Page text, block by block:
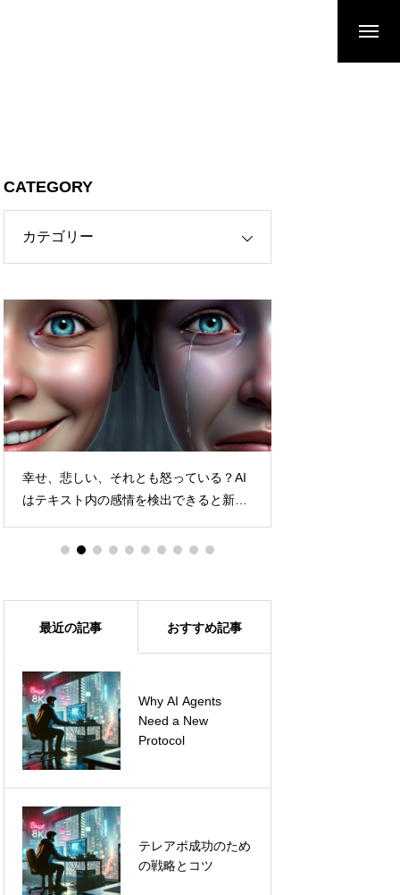
CATEGORY
幸せ、悲しい、それとも怒っている？AI
はテキスト内の感情を検出できると新た
最近の記事 おすすめ記事
Why AI Agents
Need a New
Protocol
テレアポ成功のため
の戦略とコツ
ChatGPTのプロン
プトチェーンを使っ
て、効率的にタスク
顧客管理を革新し、
効率的なビジネス成